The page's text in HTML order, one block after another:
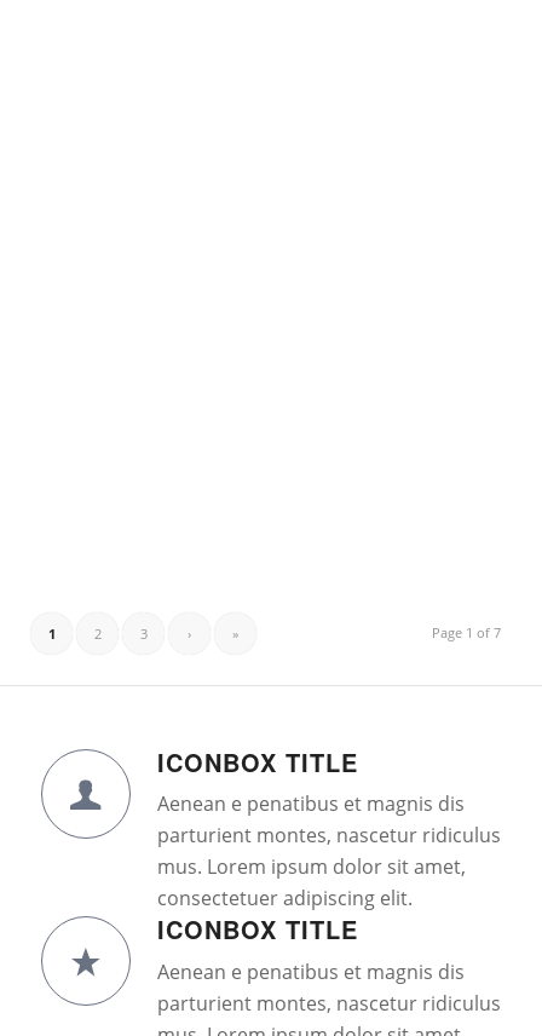
Page 1 of 7
1 2 3 › »
ICONBOX TITLE
Aenean e penatibus et magnis dis
parturient montes, nascetur ridiculus
mus. Lorem ipsum dolor sit amet,
consectetuer adipiscing elit.
ICONBOX TITLE
Aenean e penatibus et magnis dis
parturient montes, nascetur ridiculus